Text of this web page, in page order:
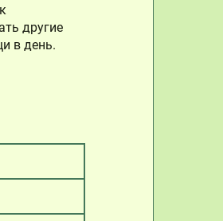
другие
в день.